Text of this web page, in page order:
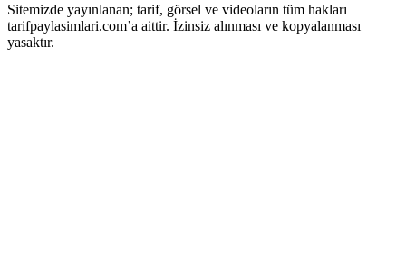
Sitemizde yayınlanan; tarif, görsel ve videoların tüm hakları
tarifpaylasimlari.com’a aittir. İzinsiz alınması ve kopyalanması
yasaktır.